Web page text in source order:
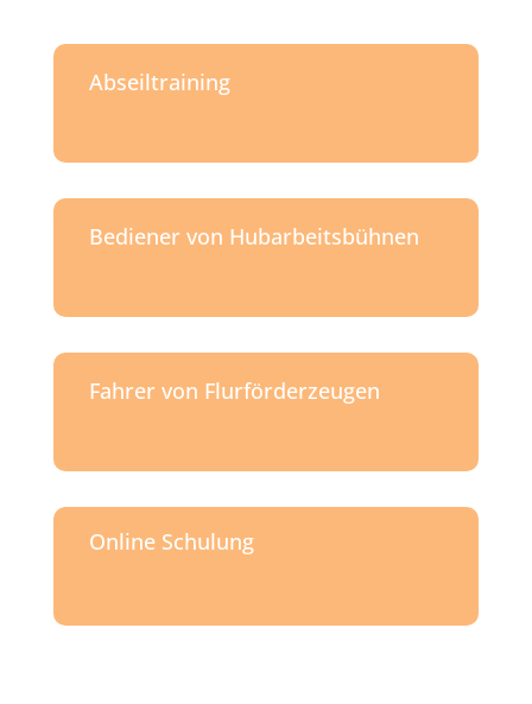
Abseiltraining
Bediener von Hubarbeitsbühnen
Fahrer von Flurförderzeugen
Online Schulung